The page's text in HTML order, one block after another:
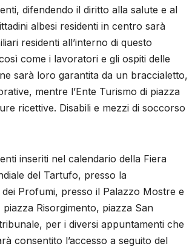
difendendo il diritto alla salute e al
albesi residenti in centro sarà
residenti all’interno di questo
come i lavoratori e gli ospiti delle
sarà loro garantita da un braccialetto,
mentre l’Ente Turismo di piazza
ricettive. Disabili e mezzi di soccorso
inseriti nel calendario della Fiera
del Tartufo, presso la
Profumi, presso il Palazzo Mostre e
Risorgimento, piazza San
per i diversi appuntamenti che
consentito l’accesso a seguito del